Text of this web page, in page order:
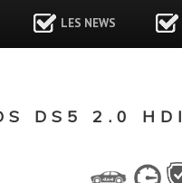
LES NEWS
DS5 2.0 HDI